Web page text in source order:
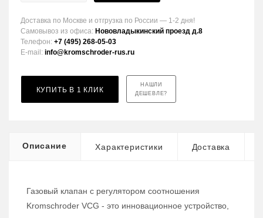
Доставка по Москве и отгрузка по России — 1-2 дня!
Самовывоз из офиса: Нововладыкинский проезд д.8
Телефон: +7 (495) 268-05-03
E-mail: info@kromschroder-rus.ru
КУПИТЬ В 1 КЛИК
НАШЛИ
ДЕШЕВЛЕ?
Описание Характеристики Доставка
Газовый клапан с регулятором соотношения
Kromschroder VCG - это инновационное устройство,